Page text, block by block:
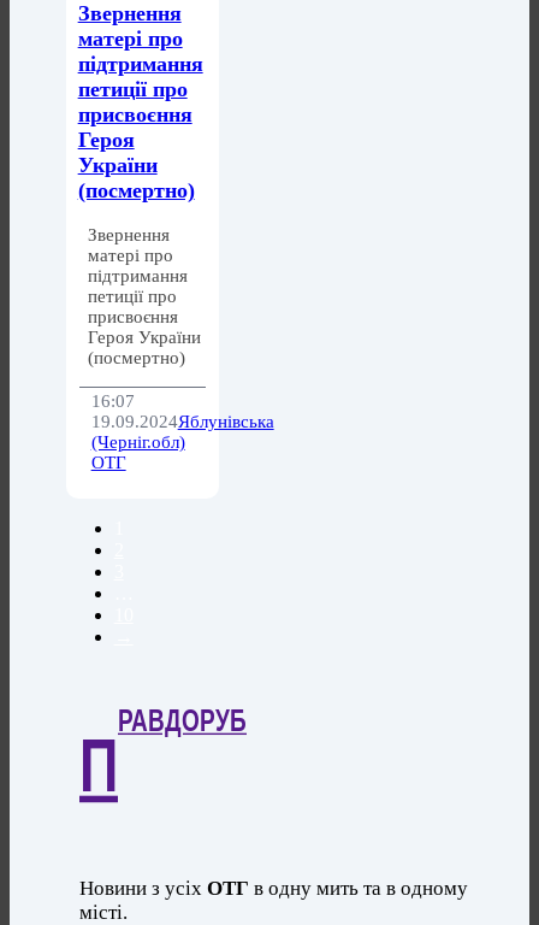
Звернення
матері про
підтримання
петиції про
присвоєння
Героя
України
(посмертно)
Звернення
матері про
підтримання
петиції про
присвоєння
Героя України
(посмертно)
16:07
19.09.2024Яблунівська
(Черніг.обл)
ОТГ
П
РАВДОРУБ
Новини з усіхОТГ в одну мить та в одному
місті.